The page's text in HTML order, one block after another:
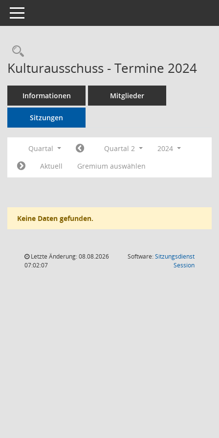
Toggle navigation
Rechercheauswahl
Kulturausschuss - Termine 2024
Informationen Mitglieder
Sitzungen
Quartal Quartal 2
2024
Aktuell
Gremium auswählen
Keine Daten gefunden.
Letzte Änderung: 08.08.2026
07:02:07
Software:Sitzungsdienst
Session(Wird in